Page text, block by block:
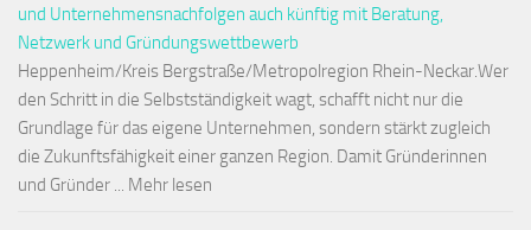
und Unternehmensnachfolgen auch künftig mit Beratung,
Netzwerk und Gründungswettbewerb
Heppenheim/Kreis Bergstraße/Metropolregion Rhein-Neckar.Wer
den Schritt in die Selbstständigkeit wagt, schafft nicht nur die
Grundlage für das eigene Unternehmen, sondern stärkt zugleich
die Zukunftsfähigkeit einer ganzen Region. Damit Gründerinnen
und Gründer ... Mehr lesen